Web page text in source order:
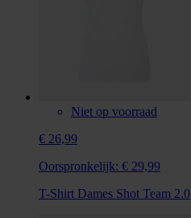
Niet op voorraad
€ 26,99
Oorspronkelijk: € 29,99
T-Shirt Dames Shot Team 2.0